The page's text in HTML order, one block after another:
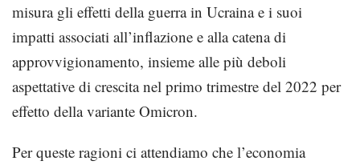
misura gli effetti della guerra in Ucraina e i suoi
impatti associati all’inflazione e alla catena di
approvvigionamento, insieme alle più deboli
aspettative di crescita nel primo trimestre del 2022 per
effetto della variante Omicron.
Per queste ragioni ci attendiamo che l’economia